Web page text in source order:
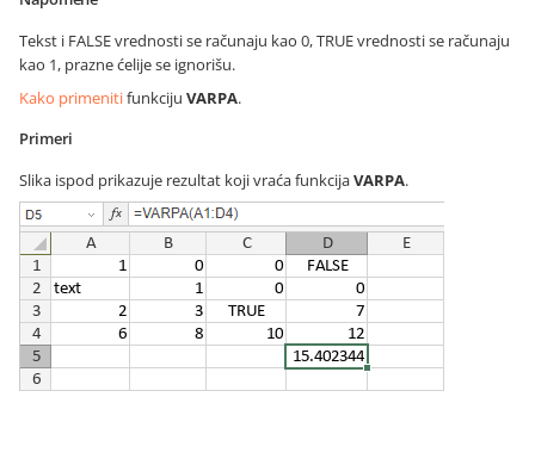
Tekst i FALSE vrednosti se računaju kao 0, TRUE vrednosti se računaju
kao 1, prazne ćelije se ignorišu.
Kako primenitifunkciju VARPA.
Primeri
Slika ispod prikazuje rezultat koji vraća funkcijaVARPA.